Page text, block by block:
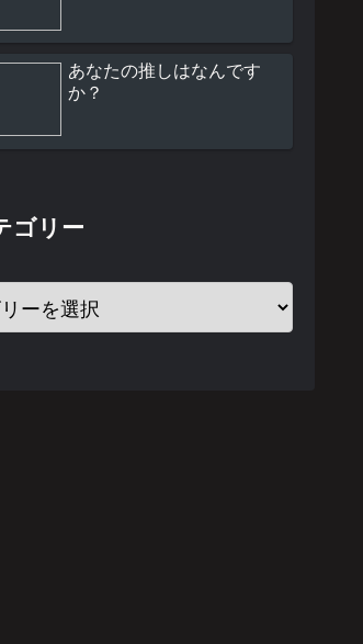
あなたの推しはなんです
か？
ゴリー